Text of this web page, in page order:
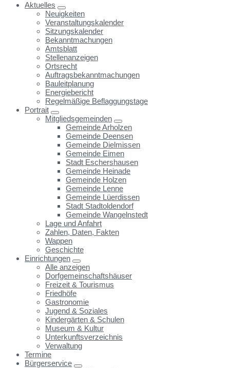
Aktuelles
Neuigkeiten
Veranstaltungskalender
Sitzungskalender
Bekanntmachungen
Amtsblatt
Stellenanzeigen
Ortsrecht
Auftragsbekanntmachungen
Bauleitplanung
Energiebericht
Regelmäßige Beflaggungstage
Portrait
Mitgliedsgemeinden
Gemeinde Arholzen
Gemeinde Deensen
Gemeinde Dielmissen
Gemeinde Eimen
Stadt Eschershausen
Gemeinde Heinade
Gemeinde Holzen
Gemeinde Lenne
Gemeinde Lüerdissen
Stadt Stadtoldendorf
Gemeinde Wangelnstedt
Lage und Anfahrt
Zahlen, Daten, Fakten
Wappen
Geschichte
Einrichtungen
Alle anzeigen
Dorfgemeinschaftshäuser
Freizeit & Tourismus
Friedhöfe
Gastronomie
Jugend & Soziales
Kindergärten & Schulen
Museum & Kultur
Unterkunftsverzeichnis
Verwaltung
Termine
Bürgerservice